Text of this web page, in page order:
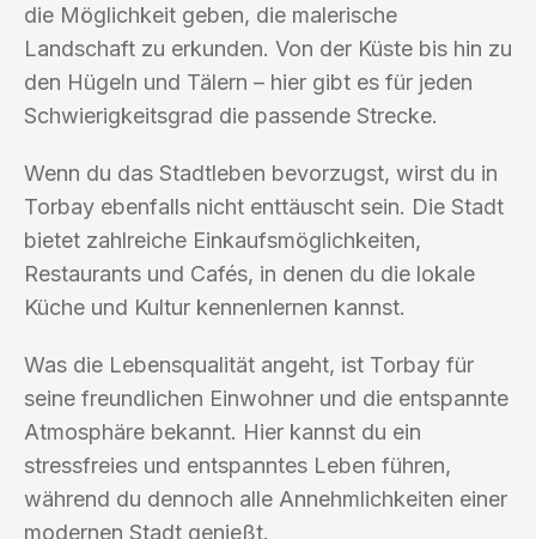
die Möglichkeit geben, die malerische
Landschaft zu erkunden. Von der Küste bis hin zu
den Hügeln und Tälern – hier gibt es für jeden
Schwierigkeitsgrad die passende Strecke.
Wenn du das Stadtleben bevorzugst, wirst du in
Torbay ebenfalls nicht enttäuscht sein. Die Stadt
bietet zahlreiche Einkaufsmöglichkeiten,
Restaurants und Cafés, in denen du die lokale
Küche und Kultur kennenlernen kannst.
Was die Lebensqualität angeht, ist Torbay für
seine freundlichen Einwohner und die entspannte
Atmosphäre bekannt. Hier kannst du ein
stressfreies und entspanntes Leben führen,
während du dennoch alle Annehmlichkeiten einer
modernen Stadt genießt.